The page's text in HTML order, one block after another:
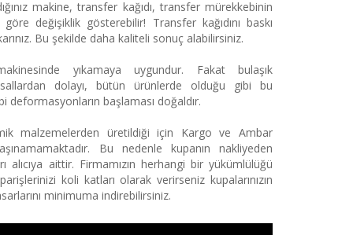
makine, transfer kağıdı, transfer mürekkebinin
göre değişiklik gösterebilir! Transfer kağıdını baskı
Bu şekilde daha kaliteli sonuç alabilirsiniz.
yıkamaya uygundur. Fakat bulaşık
dolayı, bütün ürünlerde olduğu gibi bu
başlaması doğaldır.
malzemelerden üretildiği için Kargo ve Ambar
Bu nedenle kupanın nakliyeden
alıcıya aittir. Firmamızın herhangi bir yükümlülüğü
koli katları olarak verirseniz kupalarınızın
minimuma indirebilirsiniz.